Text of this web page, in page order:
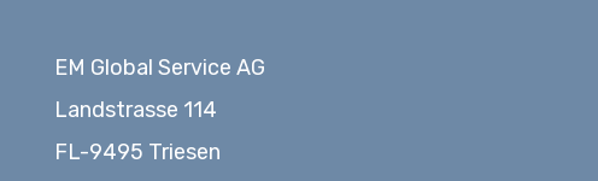
EM Global Service AG
Landstrasse 114
FL-9495 Triesen